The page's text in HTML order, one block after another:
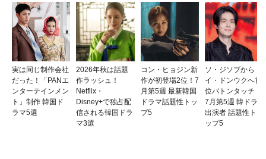
実は同じ制作会社
だった！「PANエ
ンターテインメン
ト」制作 韓国ド
ラマ5選
2026年秋は話題
作ラッシュ！
Netflix・
Disney+で独占配
信される韓国ドラ
マ3選
コン・ヒョジン新
作が初登場2位！7
月第5週 最新韓国
ドラマ話題性トッ
プ5
ソ・ジソブから
イ・ドンウクへ首
位バトンタッチ！
7月第5週 韓ドラ
出演者 話題性ト
ップ5